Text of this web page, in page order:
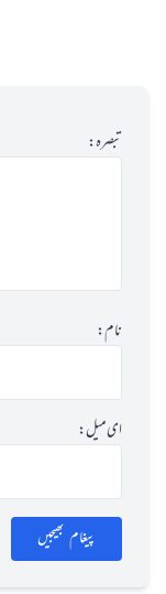
تبصرہ:
نام:
ای میل:
پیغام بھیجیں